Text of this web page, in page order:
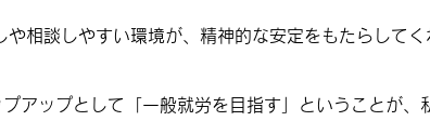
相談しやすい環境が、精神的な安定をもたらして
アップとして「一般就労を目指す」ということが、